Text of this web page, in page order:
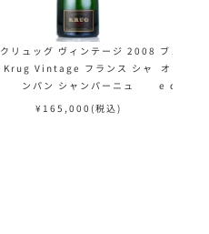
クリュッグ ヴィンテージ 2008
Krug Vintage フランス シャ
ンパン シャンパーニュ
¥ 165,000 (税込)
ブノワ
オン
e de